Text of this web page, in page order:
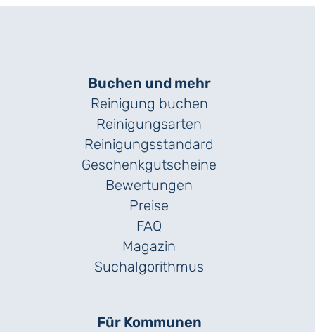
Buchen und mehr
Reinigung buchen
Reinigungsarten
Reinigungs­standard
Geschenk­gutscheine
Bewertungen
Preise
FAQ
Magazin
Suchalgorithmus
Für Kommunen